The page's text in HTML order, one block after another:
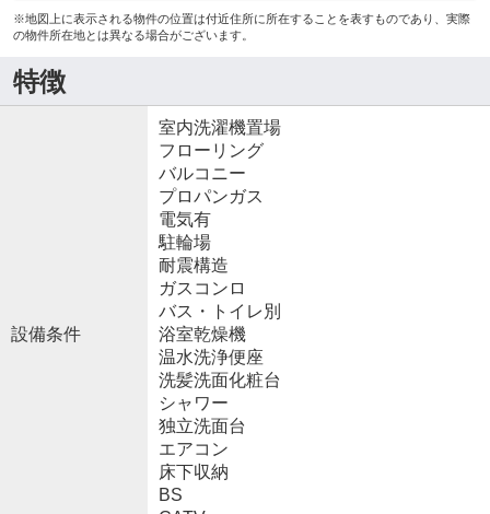
※地図上に表示される物件の位置は付近住所に所在することを表すものであり、実際
の物件所在地とは異なる場合がございます。
特徴
設備条件
室内洗濯機置場
フローリング
バルコニー
プロパンガス
電気有
駐輪場
耐震構造
ガスコンロ
バス・トイレ別
浴室乾燥機
温水洗浄便座
洗髪洗面化粧台
シャワー
独立洗面台
エアコン
床下収納
BS